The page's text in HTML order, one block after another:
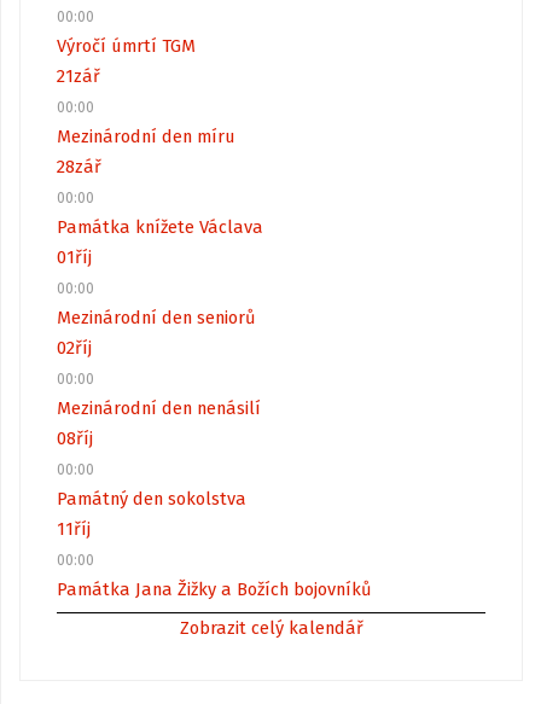
00:00
Výročí úmrtí TGM
21zář
00:00
Mezinárodní den míru
28zář
00:00
Památka knížete Václava
01říj
00:00
Mezinárodní den seniorů
02říj
00:00
Mezinárodní den nenásilí
08říj
00:00
Památný den sokolstva
11říj
00:00
Památka Jana Žižky a Božích bojovníků
Zobrazit celý kalendář